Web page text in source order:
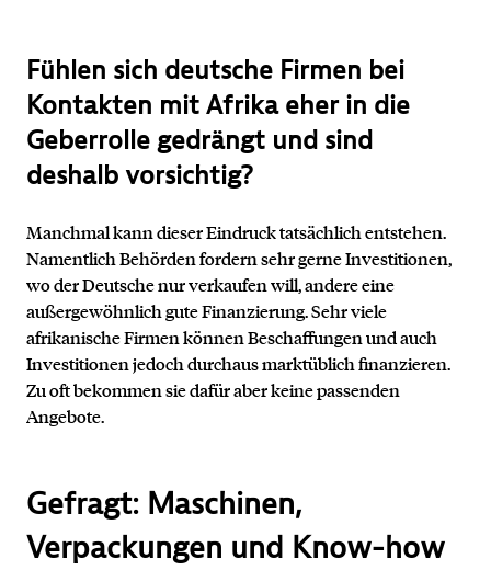
Fühlen sich deutsche Firmen bei
Kontakten mit Afrika eher in die
Geberrolle gedrängt und sind
deshalb vorsichtig?
Manchmal kann dieser Eindruck tatsächlich entstehen.
Namentlich Behörden fordern sehr gerne Investitionen,
wo der Deutsche nur verkaufen will, andere eine
außergewöhnlich gute Finanzierung. Sehr viele
afrikanische Firmen können Beschaffungen und auch
Investitionen jedoch durchaus marktüblich finanzieren.
Zu oft bekommen sie dafür aber keine passenden
Angebote.
Gefragt: Maschinen,
Verpackungen und Know-how